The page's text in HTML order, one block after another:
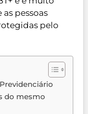
pessoas
pelo
do mesmo